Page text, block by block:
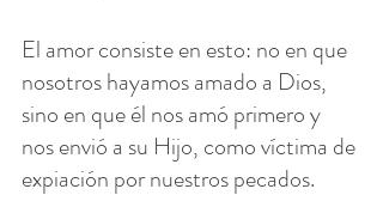
El amor consiste en esto: no en que
nosotros hayamos amado a Dios,
sino en que él nos amó primero y
nos envió a su Hijo, como víctima de
expiación por nuestros pecados.